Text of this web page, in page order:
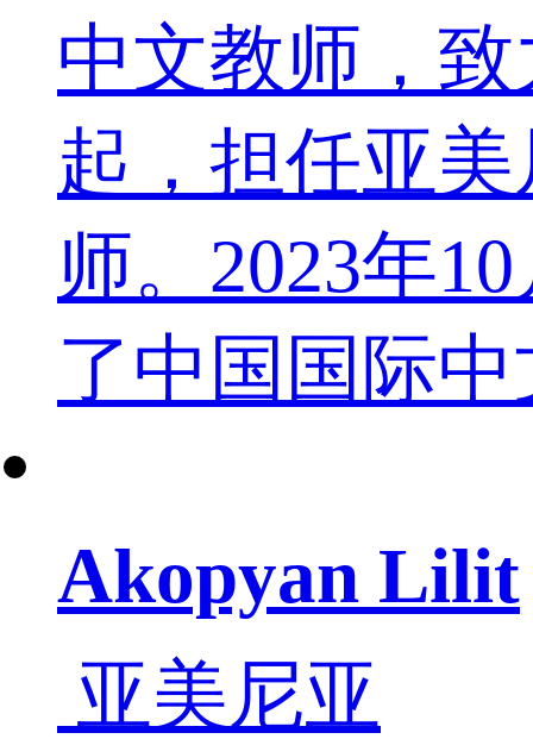
中文教师，
起，担任亚
师。2023年
了中国国际
Akopyan Lilit
亚美尼亚